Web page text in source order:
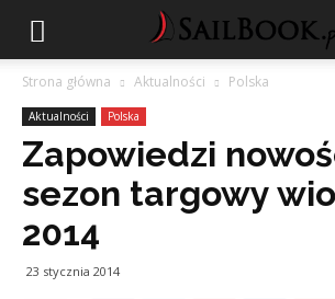
Strona główna Aktualności Polska
Aktualności Polska
Zapowiedzi
sezon targowy
2014
23 stycznia 2014